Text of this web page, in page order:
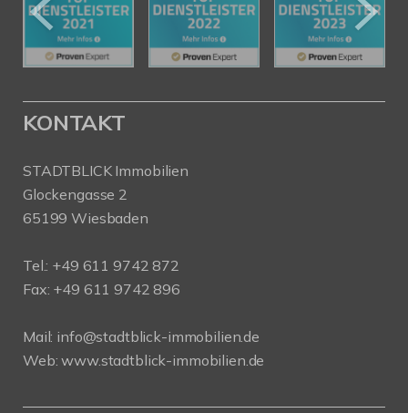
KONTAKT
STADTBLICK Immobilien
Glockengasse 2
65199 Wiesbaden
Tel.: +49 611 9742 872
Fax: +49 611 9742 896
Mail: info@stadtblick-immobilien.de
Web:www.stadtblick-immobilien.de